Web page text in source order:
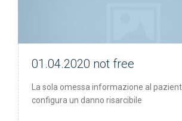
not free
01.04.2020 not free
La sola omessa informazione al
configura un danno risarcibile